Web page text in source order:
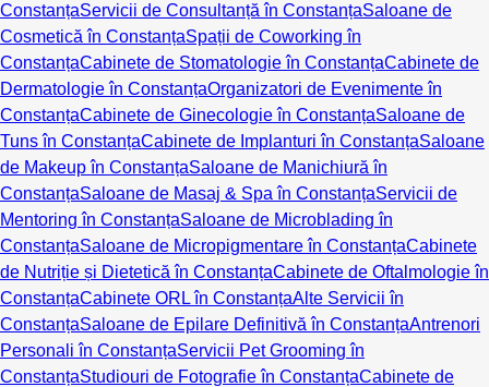
ConstanțaServicii de Consultanță în ConstanțaSaloane de
Cosmetică în ConstanțaSpații de Coworking în
ConstanțaCabinete de Stomatologie în ConstanțaCabinete de
Dermatologie în ConstanțaOrganizatori de Evenimente în
ConstanțaCabinete de Ginecologie în ConstanțaSaloane de
Tuns în ConstanțaCabinete de Implanturi în ConstanțaSaloane
de Makeup în ConstanțaSaloane de Manichiură în
ConstanțaSaloane de Masaj & Spa în ConstanțaServicii de
Mentoring în ConstanțaSaloane de Microblading în
ConstanțaSaloane de Micropigmentare în ConstanțaCabinete
de Nutriție și Dietetică în ConstanțaCabinete de Oftalmologie în
ConstanțaCabinete ORL în ConstanțaAlte Servicii în
ConstanțaSaloane de Epilare Definitivă în ConstanțaAntrenori
Personali în ConstanțaServicii Pet Grooming în
ConstanțaStudiouri de Fotografie în ConstanțaCabinete de